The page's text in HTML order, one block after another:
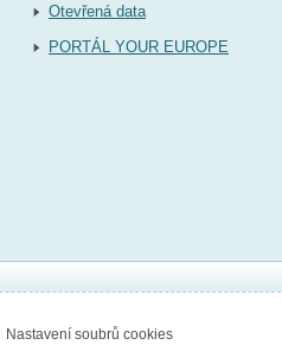
Otevřená data
PORTÁL YOUR EUROPE
Nastavení soubrů cookies